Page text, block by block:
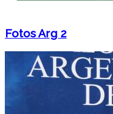
Fotos Arg 2